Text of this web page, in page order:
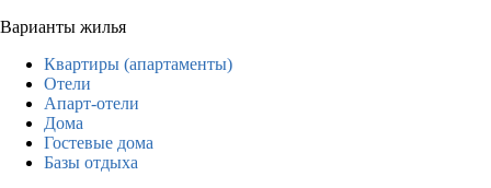
Варианты жилья
Квартиры (апартаменты)
Отели
Апарт-отели
Дома
Гостевые дома
Базы отдыха